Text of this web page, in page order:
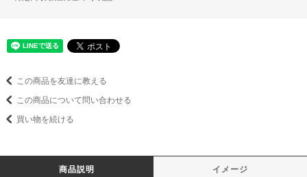
この商品を友達に教える
この商品について問い合わせる
買い物を続ける
商品説明 イメージ